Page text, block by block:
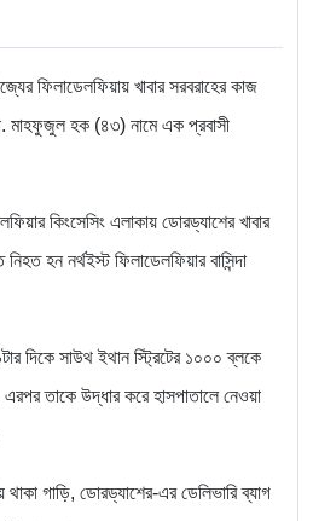
ফিলাডেলফিয়ায় খাবার সরবরাহের কাজ
মাহফুজুল হক (৪৩) নামে এক প্রবাসী
কিংসেসিং এলাকায় ডোরড্যাশের খাবার
হন নর্থইস্ট ফিলাডেলফিয়ার বাসিন্দা
দিকে সাউথ ইথান স্ট্রিটের ১০০০ ব্লকে
তাকে উদ্ধার করে হাসপাতালে নেওয়া
গাড়ি, ডোরড্যাশের-এর ডেলিভারি ব্যাগ